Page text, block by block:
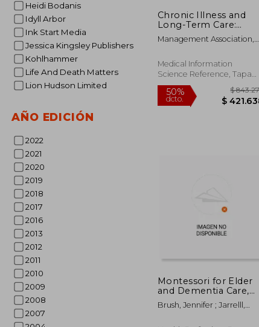
Heidi Bodanis
Idyll Arbor
Ink Start Media
Jessica Kingsley Publishers
Kohlhammer
Life And Death Matters
Lion Hudson Limited
AÑO EDICIÓN
2022
2021
2020
2019
2018
2017
2016
2013
2012
2011
2010
2009
2008
2007
Chronic Illness and
Long-Term Care:
Breakthroughs in
Research and Practice,
Management Association,
Medical Information
Science Reference, Tapa
Dura, Nuevo
Montessori for Elder
and Dementia Care,
Second Edition (en
Inglés)
Brush, Jennifer ; Jarrelll,